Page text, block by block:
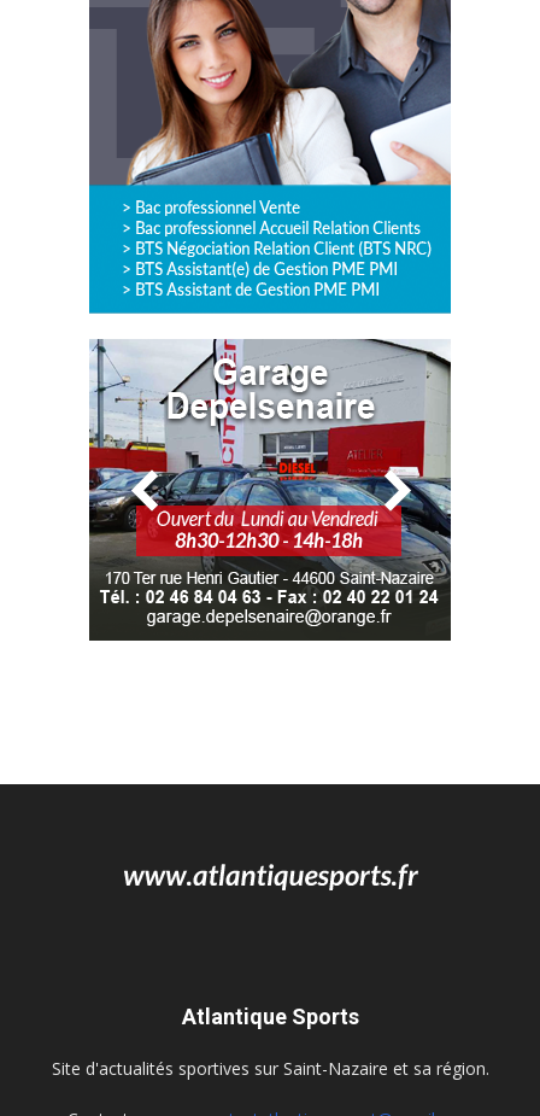
Atlantique Sports
Site d'actualités sportives sur Saint-Nazaire et sa région.